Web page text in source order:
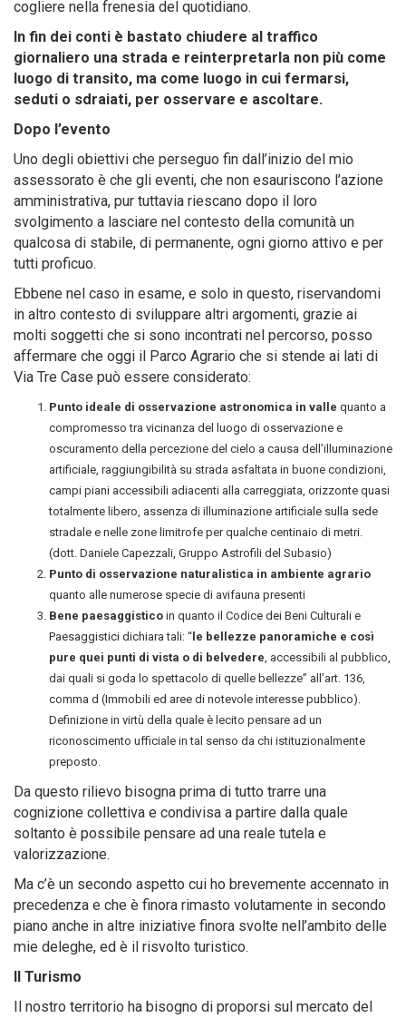
cogliere nella frenesia del quotidiano.
In fin dei conti è bastato chiudere al traffico
giornaliero una strada e reinterpretarla non più come
luogo di transito, ma come luogo in cui fermarsi,
seduti o sdraiati, per osservare e ascoltare.
Dopo l’evento
Uno degli obiettivi che perseguo fin dall’inizio del mio
assessorato è che gli eventi, che non esauriscono l’azione
amministrativa, pur tuttavia riescano dopo il loro
svolgimento a lasciare nel contesto della comunità un
qualcosa di stabile, di permanente, ogni giorno attivo e per
tutti proficuo.
Ebbene nel caso in esame, e solo in questo, riservandomi
in altro contesto di sviluppare altri argomenti, grazie ai
molti soggetti che si sono incontrati nel percorso, posso
affermare che oggi il Parco Agrario che si stende ai lati di
Via Tre Case può essere considerato:
Punto ideale di osservazione astronomica in valle quanto a
compromesso tra vicinanza del luogo di osservazione e
oscuramento della percezione del cielo a causa dell’illuminazione
artificiale, raggiungibilità su strada asfaltata in buone condizioni,
campi piani accessibili adiacenti alla carreggiata, orizzonte quasi
totalmente libero, assenza di illuminazione artificiale sulla sede
stradale e nelle zone limitrofe per qualche centinaio di metri.
(dott. Daniele Capezzali, Gruppo Astrofili del Subasio)
Punto di osservazione naturalistica in ambiente agrario
quanto alle numerose specie di avifauna presenti
Bene paesaggistico in quanto il Codice dei Beni Culturali e
Paesaggistici dichiara tali: “ le bellezze panoramiche e così
pure quei punti di vista o di belvedere, accessibili al pubblico,
dai quali si goda lo spettacolo di quelle bellezze” all’art. 136,
comma d (Immobili ed aree di notevole interesse pubblico).
Definizione in virtù della quale è lecito pensare ad un
riconoscimento ufficiale in tal senso da chi istituzionalmente
preposto.
Da questo rilievo bisogna prima di tutto trarre una
cognizione collettiva e condivisa a partire dalla quale
soltanto è possibile pensare ad una reale tutela e
valorizzazione.
Ma c’è un secondo aspetto cui ho brevemente accennato in
precedenza e che è finora rimasto volutamente in secondo
piano anche in altre iniziative finora svolte nell’ambito delle
mie deleghe, ed è il risvolto turistico.
Il Turismo
Il nostro territorio ha bisogno di proporsi sul mercato del